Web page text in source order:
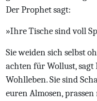
Der Prophet sagt:
»Ihre Tische sind voll
Sie weiden sich selbst
achten für Wollust, sagt
Wohlleben. Sie sind
euren Almosen,